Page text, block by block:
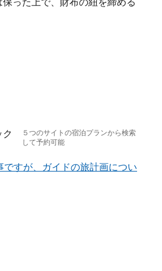
った上で、財布の紐を締める
５つのサイトの宿泊プランから検索
して予約可能
ですが、ガイドの旅計画につい